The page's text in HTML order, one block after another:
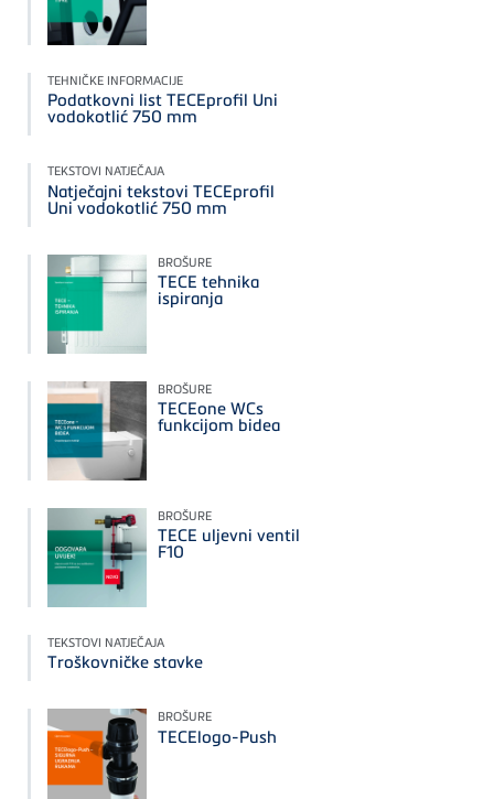
TEHNIČKE INFORMACIJE
Podatkovni list TECEprofil Uni
vodokotlić 750 mm
TEKSTOVI NATJEČAJA
Natječajni tekstovi TECEprofil
Uni vodokotlić 750 mm
BROŠURE
TECE tehnika
ispiranja
BROŠURE
TECEone WCs
funkcijom bidea
BROŠURE
TECE uljevni ventil
F10
TEKSTOVI NATJEČAJA
Troškovničke stavke
BROŠURE
TECElogo-Push